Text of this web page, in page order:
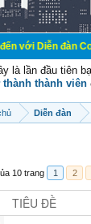
đàn Cơ Điện -
là lần đầu tiên
thành thành viên
Diễn đàn
10 trang 1 2
TIÊU ĐỀ